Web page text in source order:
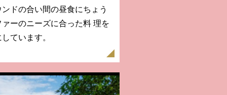
ドの合い間の昼食にちょう
ーのニーズに合った料 理を
ています。